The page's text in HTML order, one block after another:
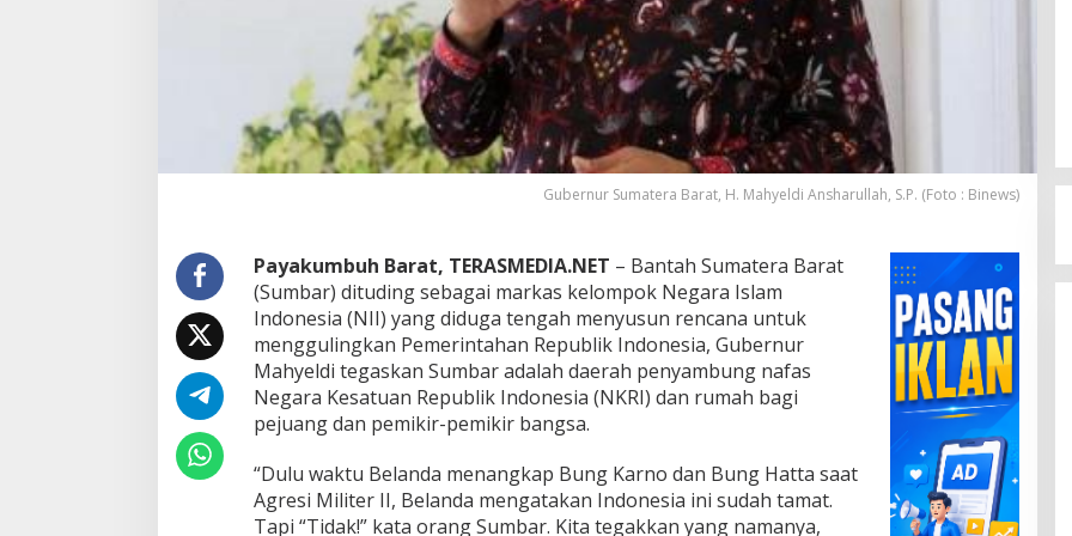
a
t
e
r
a
t
P
e
n
y
a
m
u
n
g
Gubernur Sumatera Barat, H. Mahyeldi Ansharullah, S.P. (Foto : Binews)
Payakumbuh Barat, TERASMEDIA.NET – Bantah Sumatera Barat
(Sumbar) dituding sebagai markas kelompok Negara Islam
Indonesia (NII) yang diduga tengah menyusun rencana untuk
menggulingkan Pemerintahan Republik Indonesia, Gubernur
Mahyeldi tegaskan Sumbar adalah daerah penyambung nafas
Negara Kesatuan Republik Indonesia (NKRI) dan rumah bagi
pejuang dan pemikir-pemikir bangsa.
“Dulu waktu Belanda menangkap Bung Karno dan Bung Hatta saat
Agresi Militer II, Belanda mengatakan Indonesia ini sudah tamat.
Tapi “Tidak!” kata orang Sumbar. Kita tegakkan yang namanya,